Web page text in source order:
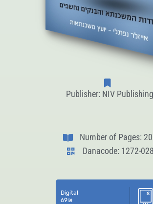
Publisher: NIV Publishing
Number of Pages:
Danacode: 1272-028
Digital
69₪